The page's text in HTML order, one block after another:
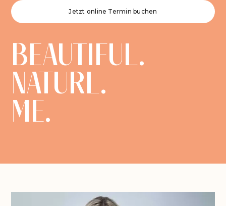
Jetzt online Termin buchen
BEAUTIFUL.
NATURL.
ME.